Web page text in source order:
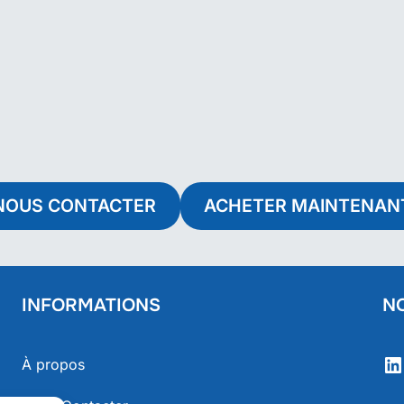
CONTACTER ACHETER
INFORMATIONS
À propos